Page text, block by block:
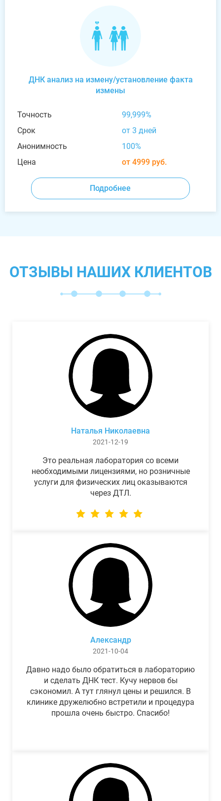
ДНК анализ на измену/установление факта
измены
Точность
99,999%
Срок
от 3 дней
Анонимность
100%
Цена
от 4999 руб.
Подробнее
ОТЗЫВЫ НАШИХ КЛИЕНТОВ
Наталья Николаевна
2021-12-19
Это реальная лаборатория со всеми
необходимыми лицензиями, но розничные
услуги для физических лиц оказываются
через ДТЛ.
Александр
2021-10-04
Давно надо было обратиться в лабораторию
и сделать ДНК тест. Кучу нервов бы
сэкономил. А тут глянул цены и решился. В
клинике дружелюбно встретили и процедура
прошла очень быстро. Спасибо!